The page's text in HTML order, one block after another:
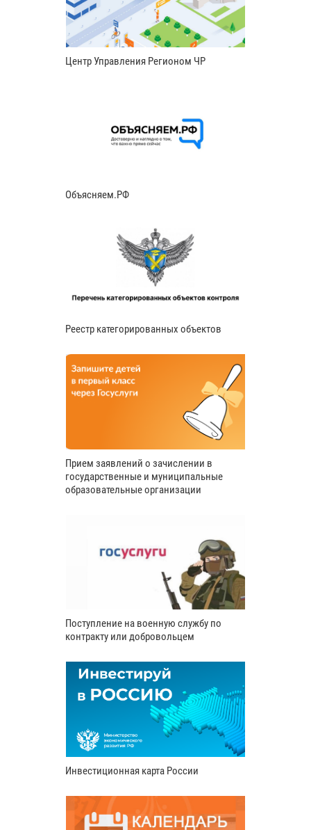
Центр Управления Регионом ЧР
Объясняем.РФ
Реестр категорированных объектов
Прием заявлений о зачислении в
государственные и муниципальные
образовательные организации
Поступление на военную службу по
контракту или добровольцем
Инвестиционная карта России